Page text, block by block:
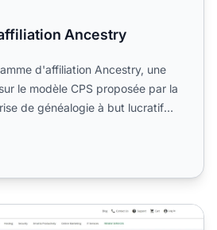
Ancestry
d'affiliation Ancestry, une
le modèle CPS proposée par la
de généalogie à but lucratif
Web.com